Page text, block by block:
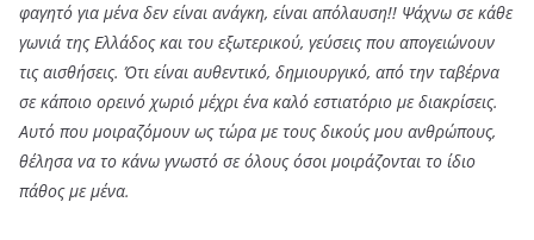
φαγητό για μένα δεν είναι ανάγκη, είναι απόλαυση!! Ψάχνω σε κάθε
γωνιά της Ελλάδος και του εξωτερικού, γεύσεις που απογειώνουν
τις αισθήσεις. Ότι είναι αυθεντικό, δημιουργικό, από την ταβέρνα
σε κάποιο ορεινό χωριό μέχρι ένα καλό εστιατόριο με διακρίσεις.
Αυτό που μοιραζόμουν ως τώρα με τους δικούς μου ανθρώπους,
θέλησα να το κάνω γνωστό σε όλους όσοι μοιράζονται το ίδιο
πάθος με μένα.